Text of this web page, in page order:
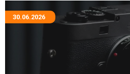
30.06.2026